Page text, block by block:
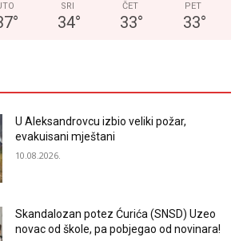
°
SRI
34°
ČET
33°
PET
33°
U Aleksandrovcu izbio veliki požar,
evakuisani mještani
10.08.2026.
Skandalozan potez Ćurića (SNSD) Uzeo
novac od škole, pa pobjegao od novinara!